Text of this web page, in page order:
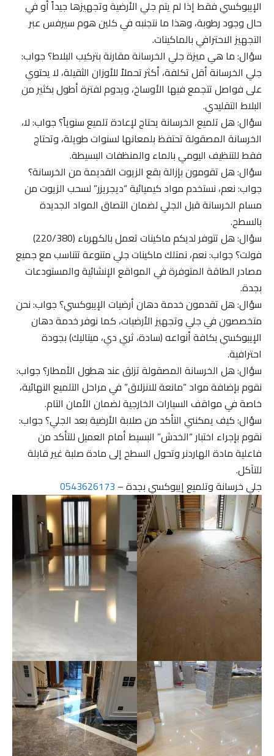
الإيبوكسي فقط إذا لم يتم جلي الأرضية وتجهيزها جيداً أو في
حال وجود رطوبة، وهذا ما نتجنبه في كلين هوم سيرفس عبر
التجهيز الاحترافي بالماكينات.
سؤال: ما هي ميزة جلي الخرسانة مقارنة بتركيب البلاط؟ جواب:
جلي الخرسانة أقل تكلفة، أكثر تحملاً للأوزان الثقيلة، لا يحتوي
على فواصل تتجمع فيها الأوساخ، ويدوم لفترة أطول بكثير من
البلاط التقليدي.
سؤال: هل تلميع الخرسانة يحتاج لإعادة تلميع سنوياً؟ جواب: لا،
الخرسانة المصقولة تحتفظ بلمعانها لسنوات طويلة، وتحتاج
فقط للتنظيف اليومي بالماء والمنظفات البسيطة.
سؤال: هل تقومون بإزالة بقع الزيوت القديمة من الخرسانة؟
جواب: نعم، نستخدم مواد كيميائية “ديجريزر” لسحب الزيوت من
مسام الخرسانة قبل الجلي لضمان التصاق المواد الجديدة
بالسطح.
سؤال: هل تتوفر لديكم ماكينات تعمل بالكهرباء (220/380)
فولت؟ جواب: نعم، نمتلك ماكينات جلي متنوعة تتناسب مع جميع
مصادر الطاقة المتوفرة في المواقع الإنشائية والمستودعات
بجدة.
سؤال: هل تقدمون خدمة دهان أرضيات الإيبوكسي؟ جواب: نحن
متخصصون في جلي وتجهيز الأرضيات، كما نوفر خدمة دهان
الإيبوكسي بكافة أنواعه (سادة، ثري دي، ميتاليك) بجودة
احترافية.
سؤال: هل الخرسانة المصقولة تزلق عند هطول الأمطار؟ جواب:
نقوم بإضافة مواد “مانعة للانزلاق” في مراحل التلميع النهائية،
خاصة في مواقف السيارات الخارجية لضمان الأمان التام.
سؤال: كيف يمكنني التأكد من صلابة الأرضية بعد الجلي؟ جواب:
نقوم بإجراء اختبار “الخدش” البسيط أمام العميل للتأكد من
فاعلية مادة الهاردنر وتحول السطح إلى مادة صلبة غير قابلة
للتآكل.
جلي خرسانة وتلميع إيبوكسي بجدة –0543626173